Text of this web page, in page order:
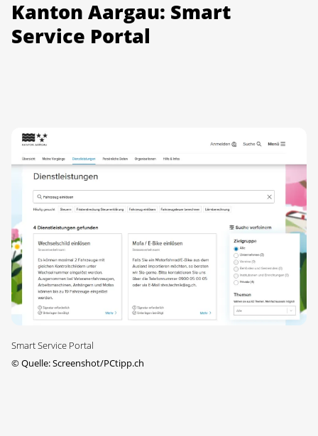
Kanton Aargau: Smart
Service Portal
Smart Service Portal
©Quelle: Screenshot/PCtipp.ch